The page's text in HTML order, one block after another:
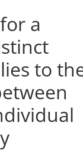
a
to